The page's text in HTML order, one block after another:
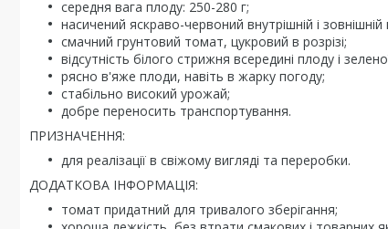
середня вага плоду: 250-280 г;
насичений яскраво-червоний внутрішній і зовнішній
смачний грунтовий томат, цукровий в розрізі;
відсутність білого стрижня всередині плоду і
рясно в'яже плоди, навіть в жарку погоду;
стабільно високий урожай;
добре переносить транспортування.
ПРИЗНАЧЕННЯ:
для реалізації в свіжому вигляді та переробки.
ДОДАТКОВА ІНФОРМАЦІЯ:
томат придатний для тривалого зберігання;